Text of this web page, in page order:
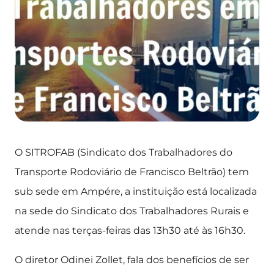
O SITROFAB (Sindicato dos Trabalhadores do
Transporte Rodoviário de Francisco Beltrão) tem
sub sede em Ampére, a instituição está localizada
na sede do Sindicato dos Trabalhadores Rurais e
atende nas terças-feiras das 13h30 até às 16h30.
O diretor Odinei Zollet, fala dos benefícios de ser